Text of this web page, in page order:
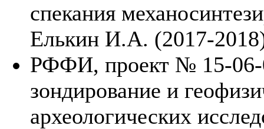
спекания
Елькин И.А. (2017-
РФФИ, проект № 15-06-
зондирование и
археологических